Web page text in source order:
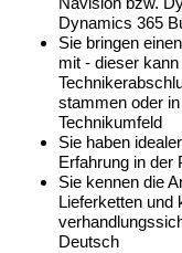
Dynamics 365
Sie bringen
mit - dieser
stammen oder
Technikumfeld
Sie haben
Erfahrung in der
Sie kennen die
Lieferketten und
Deutsch